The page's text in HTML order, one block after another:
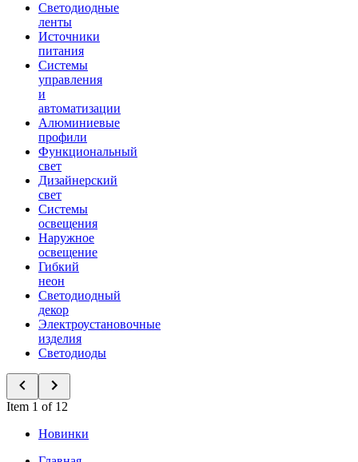
Светодиодные
ленты
Источники
питания
Системы
управления
и
автоматизации
Алюминиевые
профили
Функциональный
свет
Дизайнерский
свет
Системы
освещения
Наружное
освещение
Гибкий
неон
Светодиодный
декор
Электроустановочные
изделия
Светодиоды
Item 1 of 12
Новинки